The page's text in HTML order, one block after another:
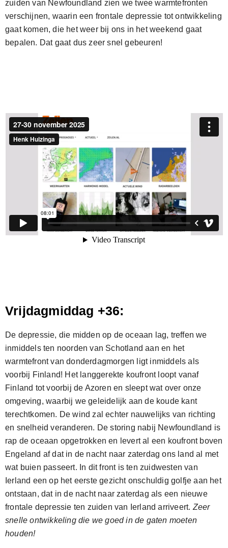
zuiden van Newfoundland zien we twee warmtefronten
verschijnen, waarin een frontale depressie tot ontwikkeling
gaat komen, die het weer bij ons in het weekend gaat
bepalen. Dat gaat dus zeer snel gebeuren!
Vrijdagmiddag +36:
De depressie, die midden op de oceaan lag, treffen we
inmiddels ten noorden van Schotland aan en het
warmtefront van donderdagmorgen ligt inmiddels als
voorbij Finland! Het langgerekte koufront loopt vanaf
Finland tot voorbij de Azoren en sleept wat over onze
omgeving, waarbij we geleidelijk aan de koude kant
terechtkomen. De wind zal echter nauwelijks van richting
en snelheid veranderen. De storing nabij Newfoundland is
rap de oceaan opgetrokken en levert al een koufront boven
Engeland af dat in de nacht naar zaterdag ons land al met
wat buien passeert. In dit front is ten zuidwesten van
Ierland een op het eerste gezicht onschuldig golfje aan het
ontstaan, dat in de nacht naar zaterdag als een nieuwe
frontale depressie ten zuiden van Ierland arriveert. Zeer
snelle ontwikkeling die we goed in de gaten moeten
houden!